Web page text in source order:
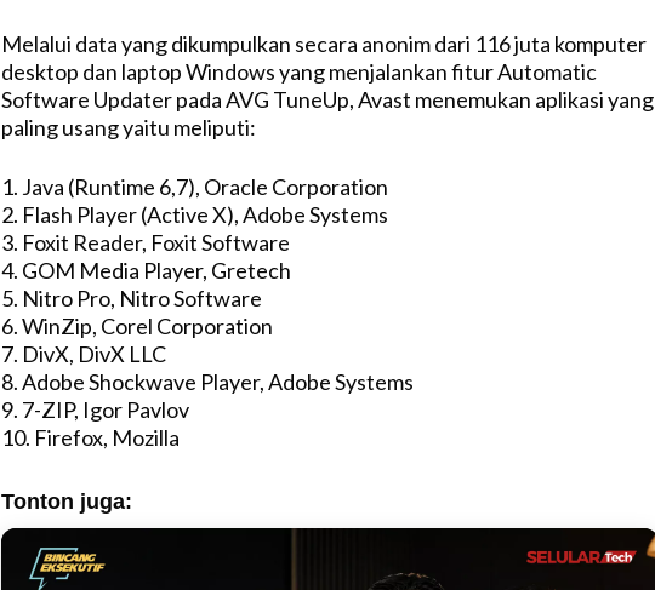
e
Melalui data yang dikumpulkan secara anonim dari 116 juta komputer
desktop dan laptop Windows yang menjalankan fitur Automatic
Software Updater pada AVG TuneUp, Avast menemukan aplikasi yang
paling usang yaitu meliputi:
1. Java (Runtime 6,7), Oracle Corporation
2. Flash Player (Active X), Adobe Systems
3. Foxit Reader, Foxit Software
4. GOM Media Player, Gretech
5. Nitro Pro, Nitro Software
6. WinZip, Corel Corporation
7. DivX, DivX LLC
8. Adobe Shockwave Player, Adobe Systems
9. 7-ZIP, Igor Pavlov
10. Firefox, Mozilla
Tonton juga: